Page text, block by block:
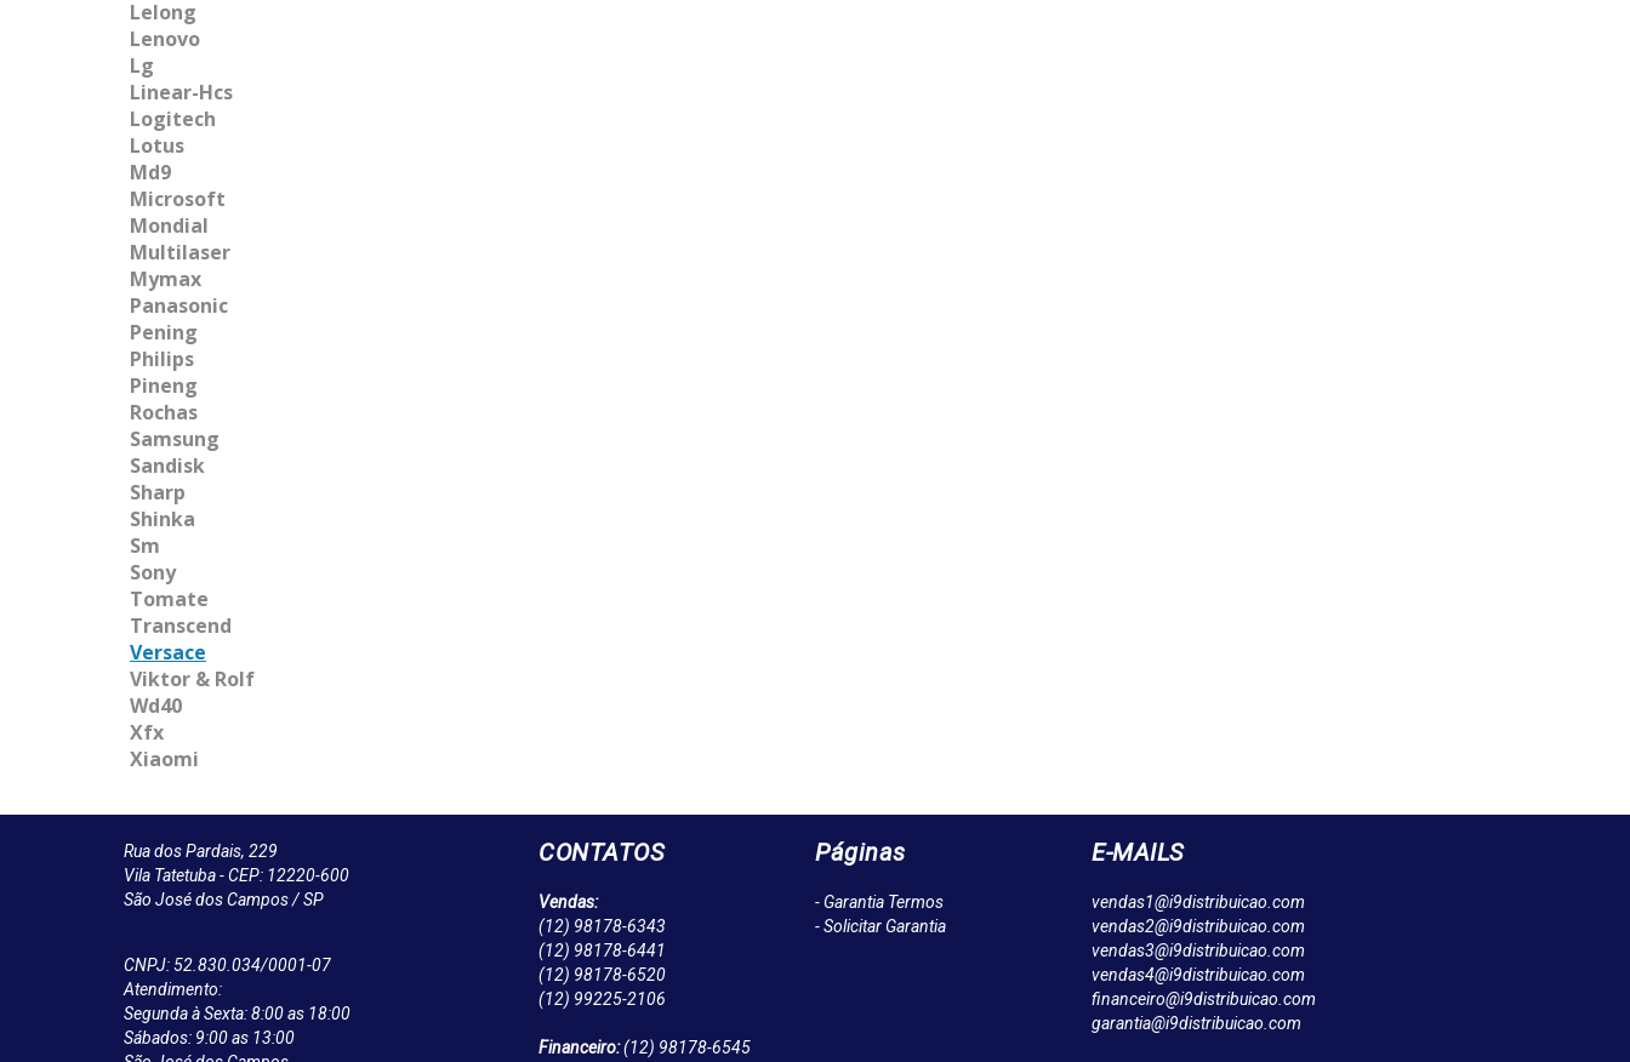
Lelong
Lenovo
Lg
Linear-Hcs
Logitech
Lotus
Md9
Microsoft
Mondial
Multilaser
Mymax
Panasonic
Pening
Philips
Pineng
Rochas
Samsung
Sandisk
Sharp
Shinka
Sm
Sony
Tomate
Transcend
Versace
Viktor & Rolf
Wd40
Xfx
Xiaomi
Rua dos Pardais, 229
Vila Tatetuba - CEP: 12220-600
São José dos Campos / SP
CNPJ: 52.830.034/0001-07
Atendimento:
Segunda à Sexta: 8:00 as 18:00
Sábados: 9:00 as 13:00
CONTATOS
Vendas:
(12) 98178-6343
(12) 98178-6441
(12) 98178-6520
(12) 99225-2106
Financeiro:(12) 98178-6545
Páginas
- Garantia Termos
- Solicitar Garantia
E-MAILS
vendas1@i9distribuicao.com
vendas2@i9distribuicao.com
vendas3@i9distribuicao.com
vendas4@i9distribuicao.com
financeiro@i9distribuicao.com
garantia@i9distribuicao.com